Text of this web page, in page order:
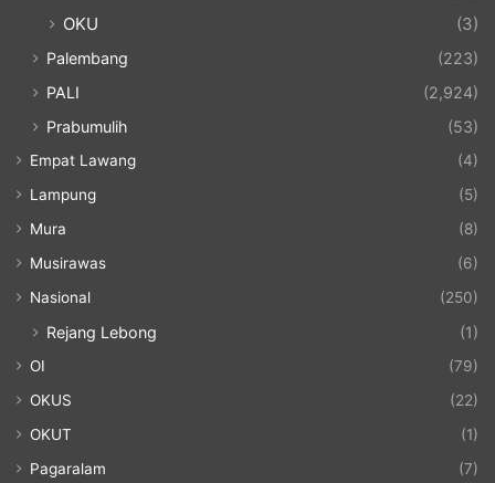
OKU (3)
Palembang
(223)
PALI
(2,924)
Prabumulih
(53)
Empat Lawang
(4)
Lampung
(5)
Mura
(8)
Musirawas
(6)
Nasional
(250)
Rejang Lebong (1)
OI
(79)
OKUS
(22)
OKUT
(1)
Pagaralam
(7)